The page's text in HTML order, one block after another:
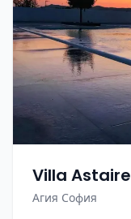
Villa Astaire
Агия София